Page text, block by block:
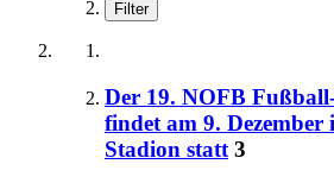
Filter
Der 19. NOFB
findet am 9. Dezember
Stadion statt 3